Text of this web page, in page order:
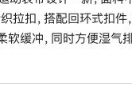
拉扣，搭配回环式扣
软缓冲，同时方便湿气排